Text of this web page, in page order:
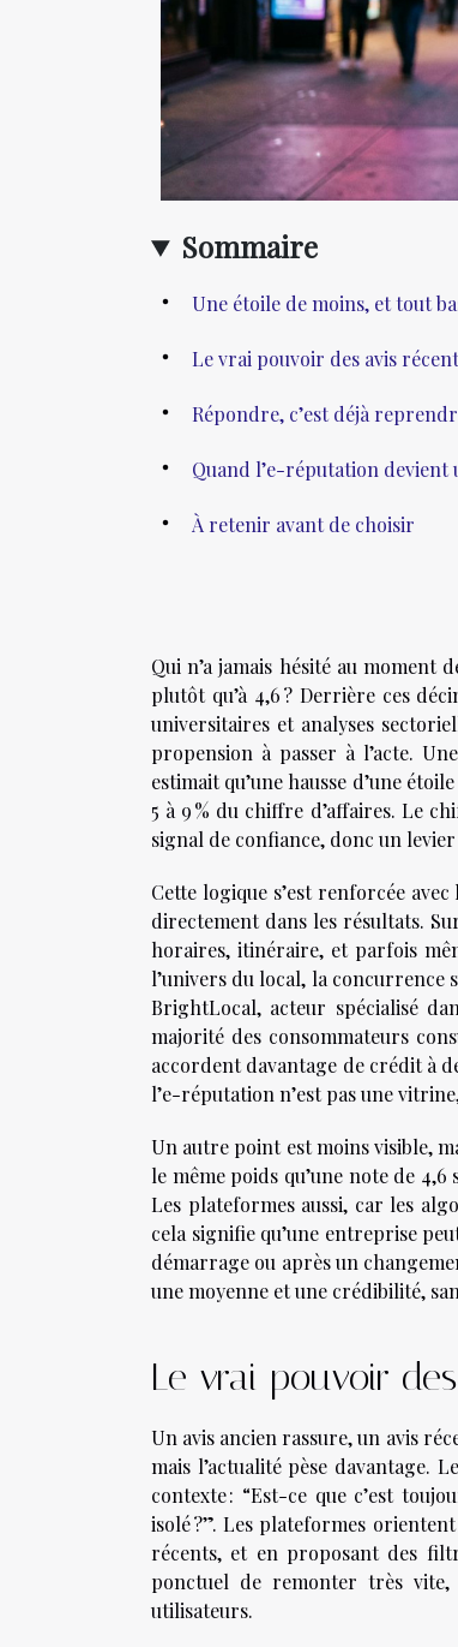
Sommaire
Une étoile de moins, et tout
Le vrai pouvoir des avis
Répondre, c’est déjà
Quand l’e-réputation devient
À retenir avant de choisir
Qui n’a jamais hésité au moment
plutôt qu’à 4,6 ? Derrière ces
universitaires et analyses
propension à passer à l’acte.
estimait qu’une hausse d’une
5 à 9 % du chiffre d’affaires. Le
signal de confiance, donc un
Cette logique s’est renforcée
directement dans les résultats.
horaires, itinéraire, et parfois
l’univers du local, la concurrence
BrightLocal, acteur spécialisé
majorité des consommateurs
accordent davantage de crédit à
l’e-réputation n’est pas une
Un autre point est moins visible,
le même poids qu’une note de
Les plateformes aussi, car les
cela signifie qu’une entreprise
démarrage ou après un
une moyenne et une crédibilité,
Le vrai pouvoir
Un avis ancien rassure, un avis
mais l’actualité pèse davantage.
contexte : “Est-ce que c’est
isolé ?”. Les plateformes
récents, et en proposant des
ponctuel de remonter très
utilisateurs.